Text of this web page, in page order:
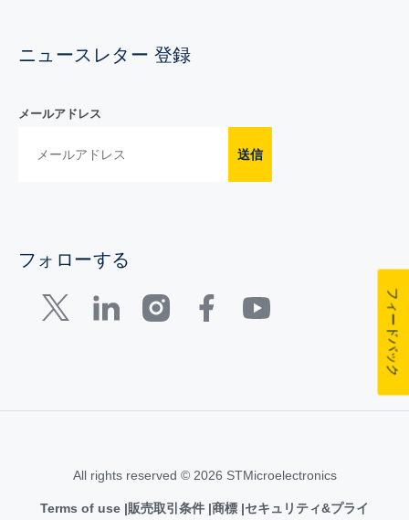
ニュースレター 登録
メールアドレス
送信
フォローする
All rights reserved © 2026 STMicroelectronics
Terms of use 販売取引条件 商標 セキュリティ&プライ
フィードバック